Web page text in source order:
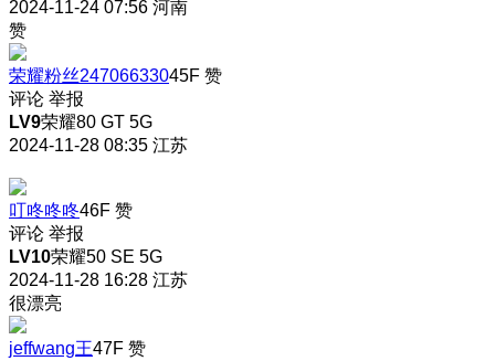
2024-11-24 07:56 河南
赞
荣耀粉丝24706633045F 赞
评论 举报
LV9荣耀80 GT 5G
2024-11-28 08:35 江苏
叮咚咚咚46F 赞
评论 举报
LV10荣耀50 SE 5G
2024-11-28 16:28 江苏
很漂亮
jeffwang王47F 赞